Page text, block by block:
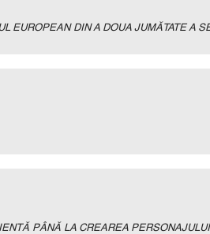
EUROPEAN DIN A DOUA JUMĂTATE A
PÂNĂ LA CREAREA PERSONAJULUI